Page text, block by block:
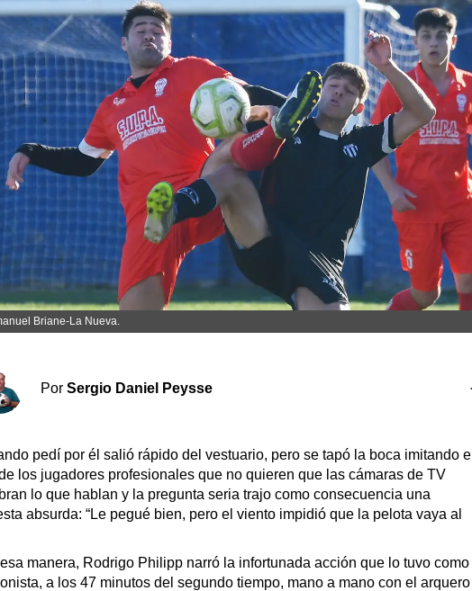
y campo
Economía y finanzas
Con el campo
Espacio empresas
y tiempo libre
Sociedad
Tecnología
Turismo
Salud
Es viral
Farmacias
Loterías
Edictos
Teléfonos de urgencia
Briane-La Nueva.
Por Sergio Daniel Peysse
pedí por él salió rápido del vestuario, pero se tapó la boca imitando el
los jugadores profesionales que no quieren que las cámaras de TV
lo que hablan y la pregunta seria trajo como consecuencia una
absurda: “Le pegué bien, pero el viento impidió que la pelota vaya al
manera, Rodrigo Philipp narró la infortunada acción que lo tuvo como
a los 47 minutos del segundo tiempo, mano a mano con el arquero